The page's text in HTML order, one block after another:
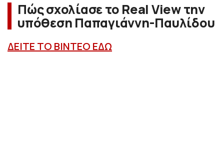
Πώς σχολίασε το Real View την
υπόθεση Παπαγιάννη-Παυλίδου
ΔΕΙΤΕ ΤΟ ΒΙΝΤΕΟ ΕΔΩ